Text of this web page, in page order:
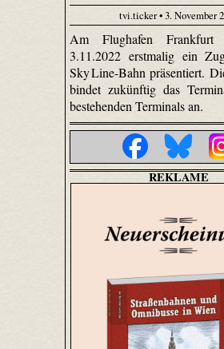
tvi.ticker • 3. November
Am Flughafen
3.11.2022 erstmalig ein
Sky Line-Bahn präsentiert.
bindet zukünftig das
bestehenden Terminals an.
REKLAME